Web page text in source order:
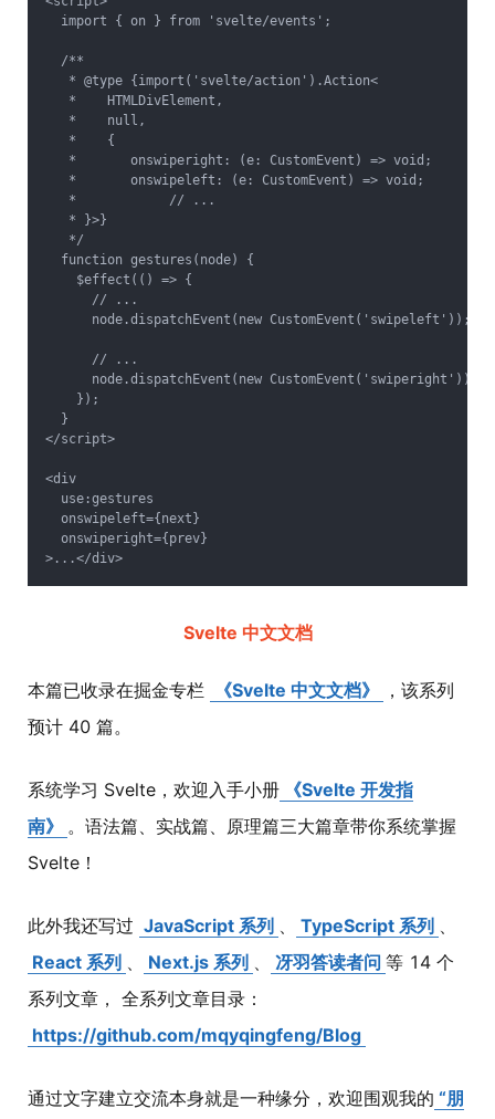
  import { on } from 'svelte/events';
  /**
   * @type {import('svelte/action').Action<
   * 	HTMLDivElement,
   * 	null,
   * 	{
   * 	   onswiperight: (e: CustomEvent) => void;
   * 	   onswipeleft: (e: CustomEvent) => void;
   * 		// ...
   * }>}
   */
  function gestures(node) {
    $effect(() => {
      // ...
      node.dispatchEvent(new CustomEvent('swipeleft'));
      // ...
      node.dispatchEvent(new CustomEvent('swiperight'));
    });
  }
</script>
<div
  use:gestures
  onswipeleft={next}
  onswiperight={prev}
Svelte 中文文档
本篇已收录在掘金专栏 《Svelte 中文文档》
，该系列
预计 40 篇。
系统学习 Svelte，欢迎入手小册
《Svelte 开发指
南》
。语法篇、实战篇、原理篇三大篇章带你系统掌握
Svelte！
此外我还写过 JavaScript 系列 TypeScript 系列
React 系列
Next.js 系列 冴羽答读者问 等 14 个
系列文章， 全系列文章目录：
https://github.com/mqyqingfeng/Blog
通过文字建立交流本身就是一种缘分，欢迎围观我的 “朋